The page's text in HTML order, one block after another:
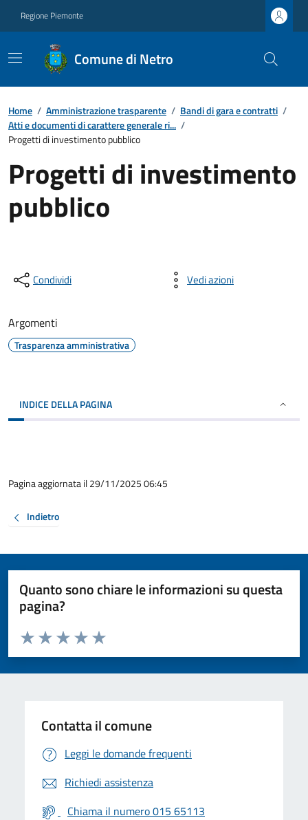
Regione Piemonte
Comune di Netro
Home / Amministrazione trasparente / Bandi di gara e contratti /
Atti e documenti di carattere generale ri... /
Progetti di investimento pubblico
Progetti di investimento
pubblico
Condividi Vedi azioni
Argomenti
Trasparenza amministrativa
INDICE DELLA PAGINA
Pagina aggiornata il 29/11/2025 06:45
Indietro
Quanto sono chiare le informazioni su questa
pagina?
Valuta da 1 a 5 stelle la pagina
Valuta 5 stelle su 5
Valuta 4 stelle su 5
Valuta 3 stelle su 5
Valuta 2 stelle su 5
Valuta 1 stelle su 5
Contatta il comune
Leggi le domande frequenti
Richiedi assistenza
Chiama il numero 015 65113